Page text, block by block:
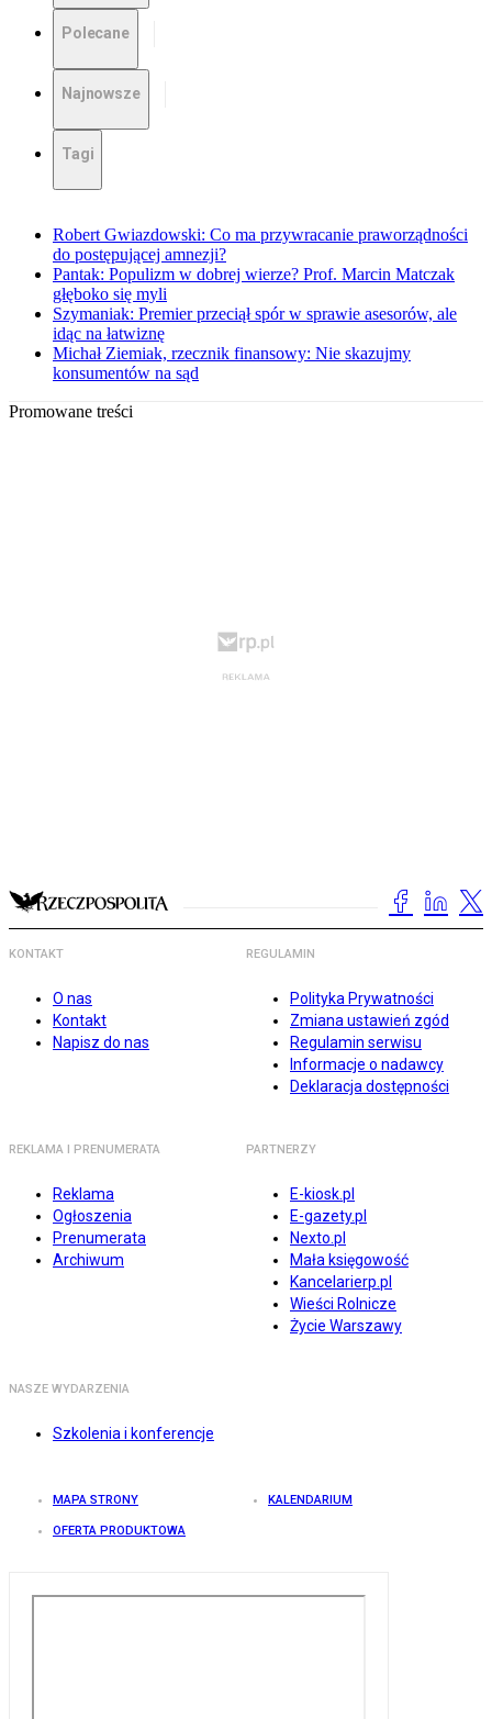
Polecane
Najnowsze
Tagi
Robert Gwiazdowski: Co ma przywracanie praworządności
do postępującej amnezji?
Pantak: Populizm w dobrej wierze? Prof. Marcin Matczak
głęboko się myli
Szymaniak: Premier przeciął spór w sprawie asesorów, ale
idąc na łatwiznę
Michał Ziemiak, rzecznik finansowy: Nie skazujmy
konsumentów na sąd
Promowane treści
KONTAKT
O nas
Kontakt
Napisz do nas
REGULAMIN
Polityka Prywatności
Zmiana ustawień zgód
Regulamin serwisu
Informacje o nadawcy
Deklaracja dostępności
REKLAMA I PRENUMERATA
Reklama
Ogłoszenia
Prenumerata
Archiwum
PARTNERZY
E-kiosk.pl
E-gazety.pl
Nexto.pl
Mała księgowość
Kancelarierp.pl
Wieści Rolnicze
Życie Warszawy
NASZE WYDARZENIA
Szkolenia i konferencje
MAPA STRONY KALENDARIUM
OFERTA PRODUKTOWA